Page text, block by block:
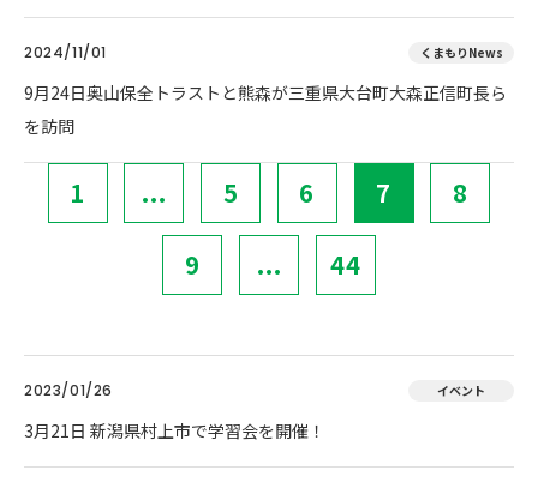
2024/11/01 くまもりNews
9月24日奥山保全トラストと熊森が三重県大台町大森正信町長ら
を訪問
1 ... 5 6 7 8
9 ... 44
2023/01/26 イベント
3月21日 新潟県村上市で学習会を開催！